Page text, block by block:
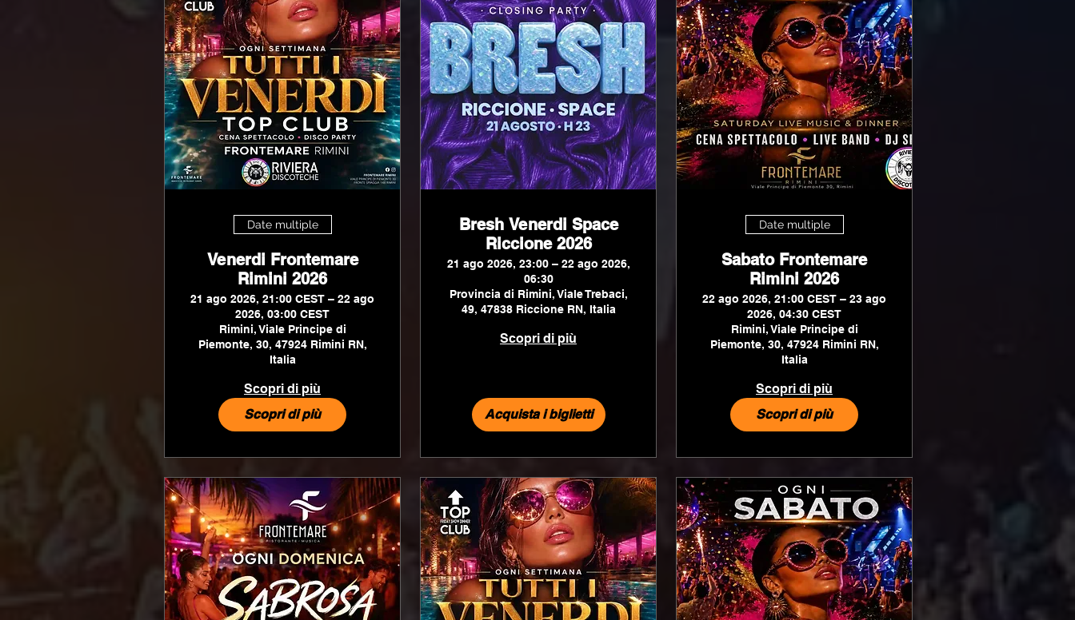
Date multiple
Venerdi Frontemare
Rimini 2026
21 ago 2026, 21:00 CEST – 22 ago
2026, 03:00 CEST
Rimini, Viale Principe di
Piemonte, 30, 47924 Rimini RN,
Italia
Scopri di più
Scopri di più
Bresh Venerdi Space
Riccione 2026
21 ago 2026, 23:00 – 22 ago 2026,
06:30
Provincia di Rimini, Viale Trebaci,
49, 47838 Riccione RN, Italia
Scopri di più
Acquista i biglietti
Date multiple
Sabato Frontemare
Rimini 2026
22 ago 2026, 21:00 CEST – 23 ago
2026, 04:30 CEST
Rimini, Viale Principe di
Piemonte, 30, 47924 Rimini RN,
Italia
Scopri di più
Scopri di più